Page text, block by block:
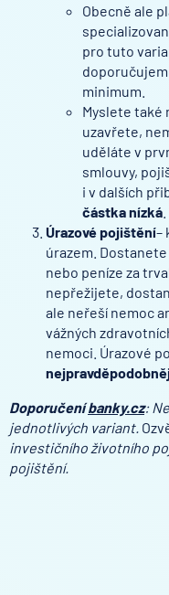
Obecně ale
pro tuto
minimum.
Myslete také
uzavřete,
uděláte v
smlouvy,
i v dalších
částka nízká
Úrazové pojištění–
úrazem.
nebo peníze za
nepřežijete,
ale neřeší nemoc
vážných
nemoci. Úrazové
Doporučeníbanky.cz:
jednotlivých variant.
investičního životního
pojištění.